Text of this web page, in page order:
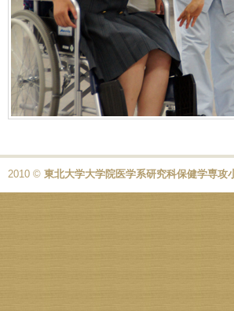
2010 © 東北大学大学院医学系研究科保健学専攻